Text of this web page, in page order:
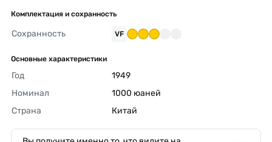
Комплектация и сохранность
Сохранность VF
Основные характеристики
Год
1949
Номинал
1000 юаней
Страна
Китай